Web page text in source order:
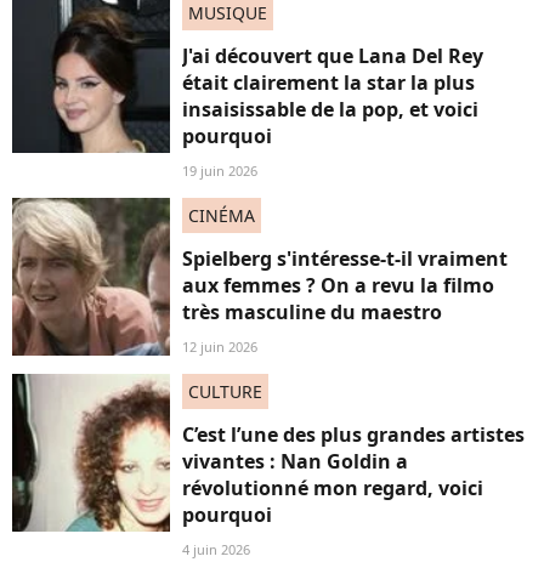
MUSIQUE
J'ai découvert que Lana Del Rey
était clairement la star la plus
insaisissable de la pop, et voici
pourquoi
19 juin 2026
CINÉMA
Spielberg s'intéresse-t-il vraiment
aux femmes ? On a revu la filmo
très masculine du maestro
12 juin 2026
CULTURE
C’est l’une des plus grandes artistes
vivantes : Nan Goldin a
révolutionné mon regard, voici
pourquoi
4 juin 2026